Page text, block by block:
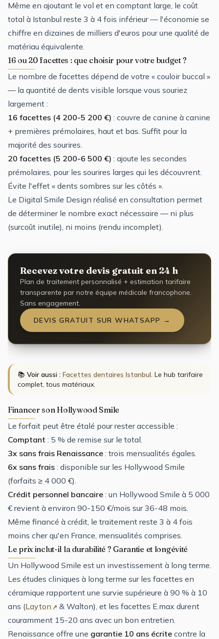
Même en ajoutant le vol et en comptant large, le coût
total à Istanbul reste 3 à 4 fois inférieur — l'économie se
chiffre en dizaines de milliers d'euros pour une qualité de
matériau équivalente.
16 ou 20 facettes : que choisir pour votre budget ?
Le nombre de facettes dépend de votre « couloir buccal »
— la quantité de dents visible lorsque vous souriez
largement :
16 facettes (4 200-5 200 €) : couvre de canine à canine
+ premières prémolaires, haut et bas. Suffit pour la
majorité des sourires.
20 facettes (5 200-6 500 €) : ajoute les secondes
prémolaires, pour les sourires larges qui les découvrent.
Évite l'effet « dents sombres sur les côtés ».
Le Digital Smile Design réalisé en consultation permet
de déterminer le nombre exact nécessaire — ni plus
(surcoût inutile), ni moins (rendu incomplet).
Recevez votre devis gratuit en 24 h
Plan de traitement personnalisé + estimation tarifaire
transparente par notre équipe médicale francophone.
Sans engagement.
DEVIS GRATUIT SUR WHATSAPP →
📚 Voir aussi : Facettes dentaires Istanbul. Le hub tarifaire
complet, tous matériaux.
Financer son Hollywood Smile
Le forfait peut être étalé pour rester accessible :
Comptant : 5 % de remise sur le total.
3x sans frais Renaissance : trois mensualités égales.
6x sans frais : disponible sur les Hollywood Smile
(forfaits ≥ 4 000 €).
Crédit personnel bancaire : un Hollywood Smile à 5 000
€ revient à environ 90-150 €/mois sur 36-48 mois.
Même financé à crédit, le traitement reste 3 à 4 fois
moins cher qu'en France, mensualités comprises.
Le prix inclut-il la durabilité ? Garantie et longévité
Un Hollywood Smile est un investissement à long terme.
Les études cliniques à long terme sur les facettes en
céramique rapportent une survie supérieure à 90 % à 10
ans (Layton
& Walton), et les facettes E.max durent
couramment 15-20 ans avec un bon entretien.
Renaissance offre une garantie 10 ans écrite contre la